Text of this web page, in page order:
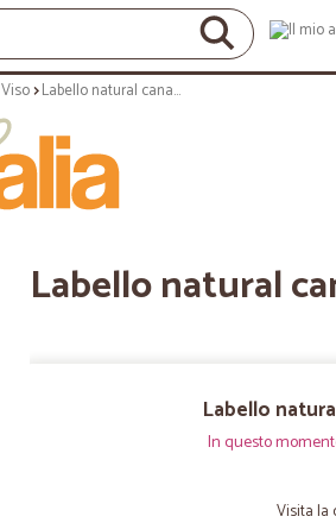
Viso Labello natural canapa ml.5,5
Labello natural
Labello
In questo
Visita la